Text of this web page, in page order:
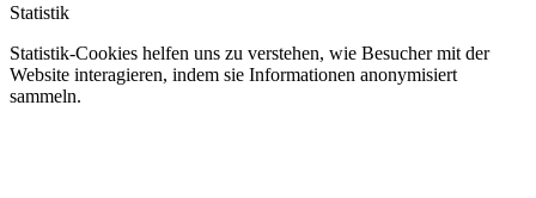
Statistik
Statistik-Cookies helfen uns zu verstehen, wie Besucher mit der
Website interagieren, indem sie Informationen anonymisiert
sammeln.